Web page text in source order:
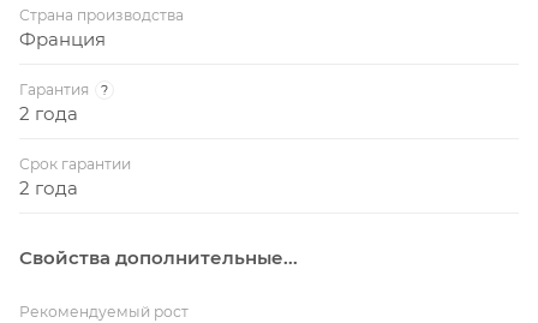
Страна производства
Франция
Гарантия ?
2 года
Срок гарантии
2 года
Свойства дополнительные...
Рекомендуемый рост